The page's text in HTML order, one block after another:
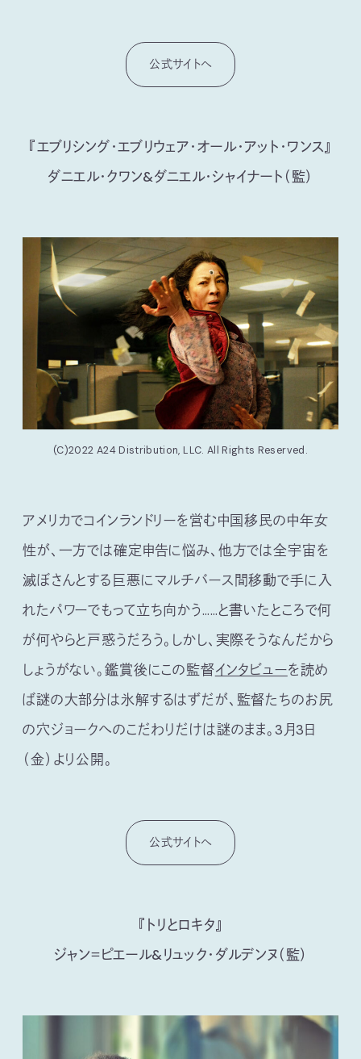
公式サイトへ
『エブリシング・エブリウェア・オール・アット・ワンス』
ダニエル・クワン&ダニエル・シャイナート（監）
(C)2022 A24 Distribution, LLC. All Rights Reserved.
アメリカでコインランドリーを営む中国移民の中年女
性が、一方では確定申告に悩み、他方では全宇宙を
滅ぼさんとする巨悪にマルチバース間移動で手に入
れたパワーでもって立ち向かう……と書いたところで何
が何やらと戸惑うだろう。しかし、実際そうなんだから
しょうがない。鑑賞後にこの監督インタビューを読め
ば謎の大部分は氷解するはずだが、監督たちのお尻
の穴ジョークへのこだわりだけは謎のまま。3月3日
（金）より公開。
公式サイトへ
『トリとロキタ』
ジャン＝ピエール&リュック・ダルデンヌ（監）